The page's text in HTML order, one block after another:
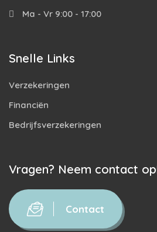
Ma - Vr 9:00 - 17:00
Snelle Links
Verzekeringen
Financiën
Bedrijfsverzekeringen
Vragen? Neem contact
Contact